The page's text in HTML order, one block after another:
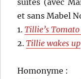
suites (avec
et sans Mabel
1.Tillie’s
2.Tillie wakes up
Homonyme :